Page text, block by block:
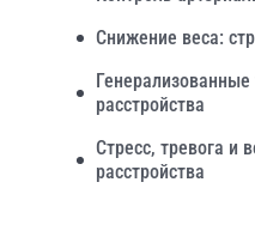
Снижение веса:
расстройства
Стресс, тревога и
расстройства